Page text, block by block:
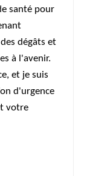
santé pour
dégâts et
à l'avenir.
et je suis
d'urgence
votre